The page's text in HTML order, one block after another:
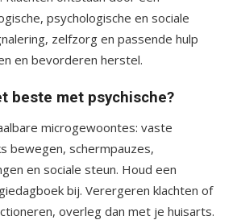
psychologische en sociale
zelfzorg en passende hulp
en bevorderen herstel.
beste met psychische?
microgewoontes: vaste
bewegen, schermpauzes,
en sociale steun. Houd een
bij. Verergeren klachten of
overleg dan met je huisarts.